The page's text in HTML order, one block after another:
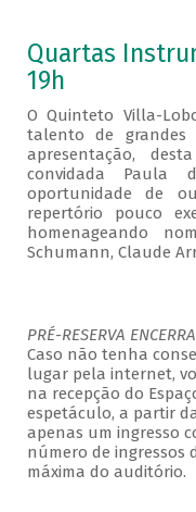
Quartas
19h
O Quinteto Villa-
talento de grandes
apresentação,
convidada
oportunidade de
repertório pouco
homenageando
Schumann, Claude
PRÉ-RESERVA
Caso não tenha
lugar pela internet,
na recepção do
espetáculo, a partir
apenas um ingresso
número de ingressos
máxima do auditório.